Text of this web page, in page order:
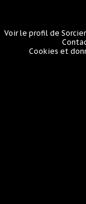
Voir le profil de
Cookies et